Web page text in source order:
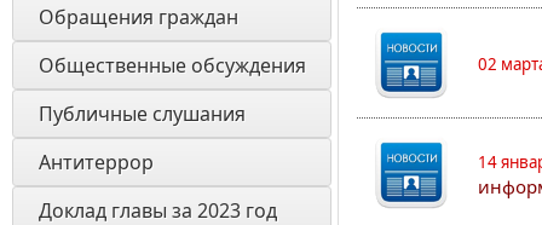
Обращения граждан
Общественные обсуждения
Публичные слушания
Антитеррор
Доклад главы за 2023 год
02
14